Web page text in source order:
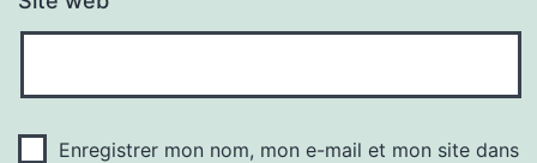
Enregistrer mon nom, mon e-mail et mon site dans